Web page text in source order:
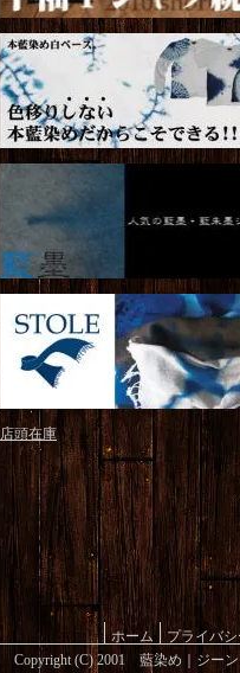
店頭在庫
ホーム
プライバ
Copyright (C) 2001 藍染め｜ジー